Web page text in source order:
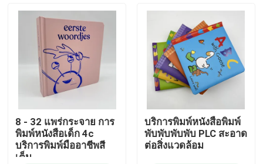
สินค้า
เกี่ยวกับเรา
ทรัพยากร
8 - 32 แพร่กระจาย การ
พิมพ์หนังสือเด็ก 4c
บริการพิมพ์มืออาชีพสี
เต็ม
บริการพิมพ์หนังสือพิมพ์
พับพับพับพับ PLC สะอาด
ต่อสิ่งแวดล้อม